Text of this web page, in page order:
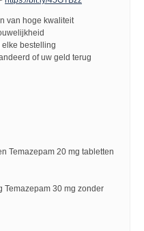
van hoge kwaliteit
bestelling
of uw geld terug
Temazepam 20 mg tabletten
Temazepam 30 mg zonder